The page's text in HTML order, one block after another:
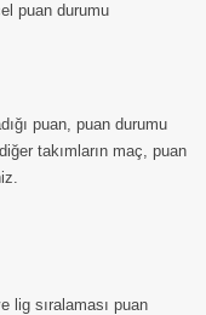
puan durumu
puan, puan durumu
takımların maç, puan
lig sıralaması puan